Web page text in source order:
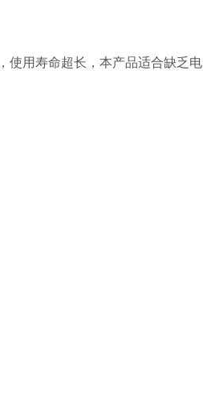
使用寿命超长，本产品适合缺乏电